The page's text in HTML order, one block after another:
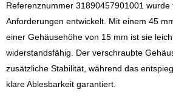
Referenznummer 31890457901001 wurde
Anforderungen entwickelt. Mit einem 45
einer Gehäusehöhe von 15 mm ist sie
widerstandsfähig. Der verschraubte
zusätzliche Stabilität, während das
klare Ablesbarkeit garantiert.